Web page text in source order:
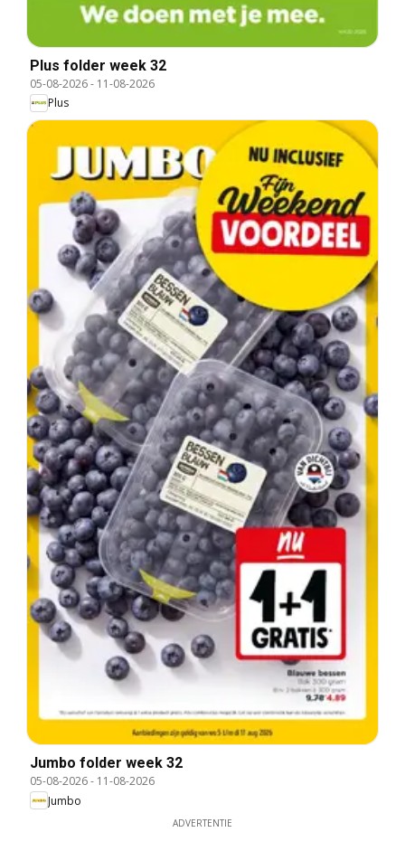
Plus folder week 32
05-08-2026- 11-08-2026
Plus
Jumbo folder week 32
05-08-2026- 11-08-2026
Jumbo
ADVERTENTIE